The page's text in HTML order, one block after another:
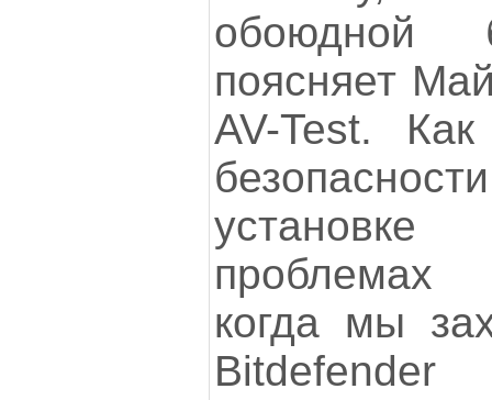
обоюдной
поясняет
AV-Test.
проблемах
когда мы